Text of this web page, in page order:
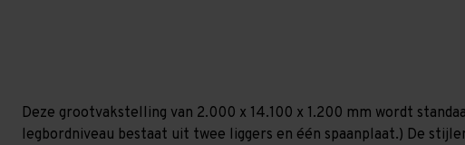
Deze grootvakstelling van 2.000 x 14.100 x 1.200 mm wordt
legbordniveau bestaat uit twee liggers en één spaanplaat.) De